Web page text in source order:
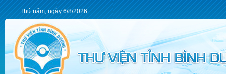
Thứ năm, ngày 6/8/2026